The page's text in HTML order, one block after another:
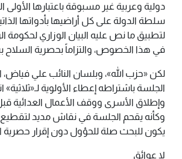
دولية وعربية غير مسبوقة باعتبارها
سلطة الدولة على كل أراضيها بأدواتها
لتطبيق ما نص عليه البيان الوزاري لحكومة
في هذا الخصوص، والتزاماً بحصرية السلاح
لكن «حزب الله»، وبلسان النائب علي فياض،
الجلسة باشتراطه إعطاء الأولوية
وإطلاق الأسرى ووقف الأعمال العدائية
وكأنه يقحم الجلسة في نقاش مديد
يكون للبحث صلة للحؤول دون إقرار حصرية
لا عوائق